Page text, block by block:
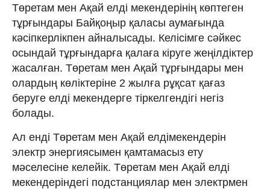
Төретам мен Ақай елді мекендерінің көптеген
тұрғындары Байқоңыр қаласы аумағында
кәсіпкерлікпен айналысады. Келісімге сәйкес
осындай тұрғындарға қалаға кіруге жеңілдіктер
жасалған. Төретам мен Ақай тұрғындары мен
олардың көліктеріне 2 жылға рұқсат қағаз
беруге елді мекендерге тіркелгендігі негіз
болады.
Ал енді Төретам мен Ақай елдімекендерін
электр энергиясымен қамтамасыз ету
мәселесіне келейік. Төретам мен Ақай елді
мекендеріндегі подстанциялар мен электрмен